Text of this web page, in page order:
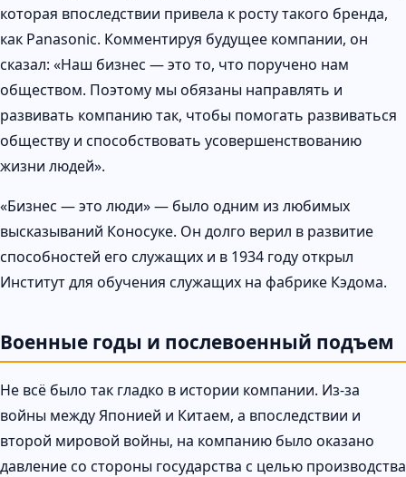
которая впоследствии привела к росту такого бренда,
как Panasonic. Комментируя будущее компании, он
сказал: «Наш бизнес — это то, что поручено нам
обществом. Поэтому мы обязаны направлять и
развивать компанию так, чтобы помогать развиваться
обществу и способствовать усовершенствованию
жизни людей».
«Бизнес — это люди» — было одним из любимых
высказываний Коносуке. Он долго верил в развитие
способностей его служащих и в 1934 году открыл
Институт для обучения служащих на фабрике Кэдома.
Военные годы и послевоенный подъем
Не всё было так гладко в истории компании. Из-за
войны между Японией и Китаем, а впоследствии и
второй мировой войны, на компанию было оказано
давление со стороны государства с целью производства